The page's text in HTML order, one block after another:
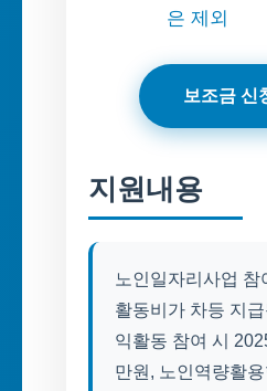
은 제외
보조금 신
지원내용
노인일자리사업 참
활동비가 차등 지
익활동 참여 시
만원, 노인역량활